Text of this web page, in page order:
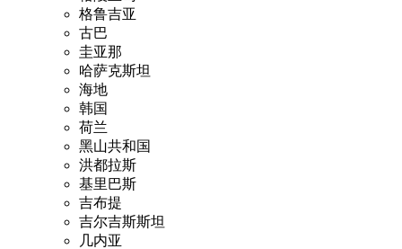
格鲁吉亚
古巴
圭亚那
哈萨克斯坦
海地
韩国
荷兰
黑山共和国
洪都拉斯
基里巴斯
吉布提
吉尔吉斯斯坦
几内亚